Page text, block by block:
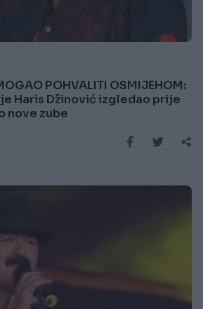
POHVALITI OSMIJEHOM:
Haris Džinović izgledao prije
nove zube